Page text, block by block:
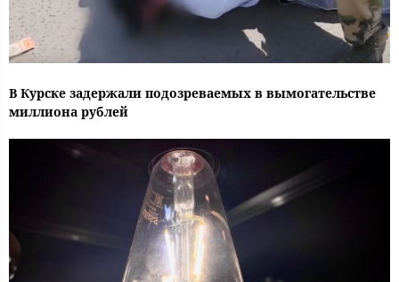
В Курске задержали подозреваемых в вымогательстве
миллиона рублей